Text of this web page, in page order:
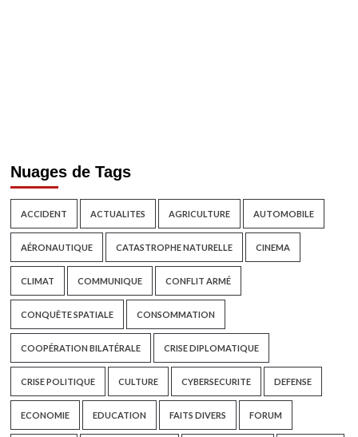
Nuages de Tags
ACCIDENT ACTUALITES AGRICULTURE AUTOMOBILE
AÉRONAUTIQUE CATASTROPHE NATURELLE CINEMA
CLIMAT COMMUNIQUE CONFLIT ARMÉ
CONQUÊTE SPATIALE CONSOMMATION
COOPÉRATION BILATÉRALE CRISE DIPLOMATIQUE
CRISE POLITIQUE CULTURE CYBERSECURITE DEFENSE
ECONOMIE EDUCATION FAITS DIVERS FORUM